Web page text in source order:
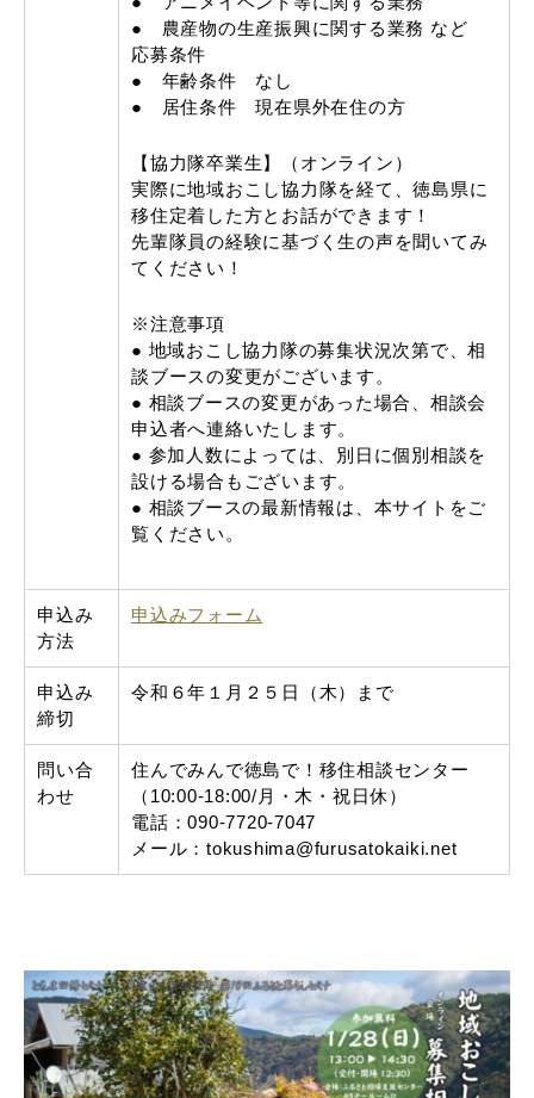
● 農産物の生産振興に関する業務 など
応募条件
● 年齢条件 なし
● 居住条件 現在県外在住の方
【協力隊卒業生】（オンライン）
実際に地域おこし協力隊を経て、徳島県に
移住定着した方とお話ができます！
先輩隊員の経験に基づく生の声を聞いてみ
てください！
※注意事項
● 地域おこし協力隊の募集状況次第で、相
談ブースの変更がございます。
● 相談ブースの変更があった場合、相談会
申込者へ連絡いたします。
● 参加人数によっては、別日に個別相談を
設ける場合もございます。
● 相談ブースの最新情報は、本サイトをご
覧ください。
申込み
方法
申込みフォーム
申込み
締切
令和６年１月２５日（木）まで
問い合
わせ
住んでみんで徳島で！移住相談センター
（10:00-18:00/月・木・祝日休）
電話：090-7720-7047
メール：tokushima@furusatokaiki.net